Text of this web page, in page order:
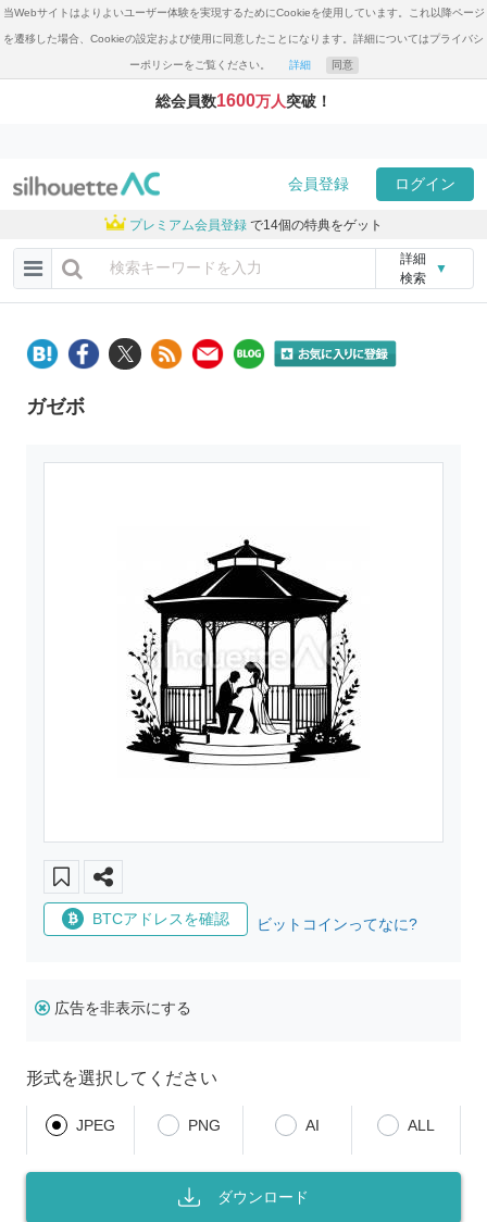
当Webサイトはよりよいユーザー体験を実現するためにCookieを使用しています。これ以降ページ
を遷移した場合、Cookieの設定および使用に同意したことになります。詳細についてはプライバシ
ーポリシーをご覧ください。 詳細 同意
総会員数1600万人突破！
会員登録 ログイン
プレミアム会員登録 で14個の特典をゲット
詳細
検索
▼
ガゼボ
BTCアドレスを確認 ビットコインってなに?
広告を非表示にする
形式を選択してください
JPEG PNG AI ALL
ダウンロード